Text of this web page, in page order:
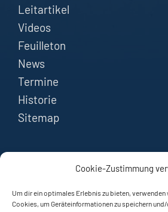
Cookie-Zustimmung
Um dir ein optimales Erlebnis zu bieten,
Cookies, um Geräteinformationen zu speichern
Leitartikel
Videos
Feuilleton
News
Termine
Historie
Sitemap
Instagram